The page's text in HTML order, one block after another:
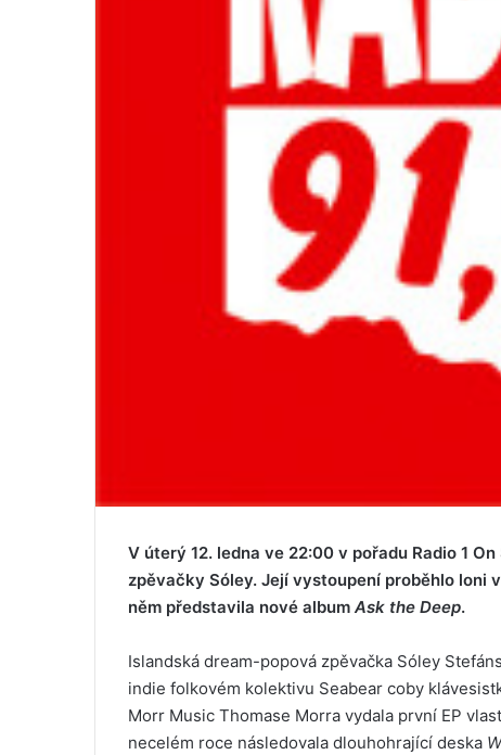
V úterý 12. ledna ve 22:00 v pořadu Radio 1
zpěvačky Sóley. Její vystoupení proběhlo loni
něm představila nové album Ask the Deep.
Islandská dream-popová zpěvačka Sóley
indie folkovém kolektivu Seabear coby
Morr Music Thomase Morra vydala první EP
necelém roce následovala dlouhohrající deska